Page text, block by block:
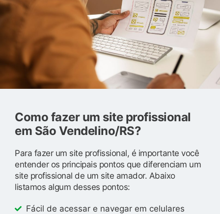
Como fazer um site profissional
em São Vendelino/RS?
Para fazer um site profissional, é importante você
entender os principais pontos que diferenciam um
site profissional de um site amador. Abaixo
listamos algum desses pontos:
Fácil de acessar e navegar em celulares